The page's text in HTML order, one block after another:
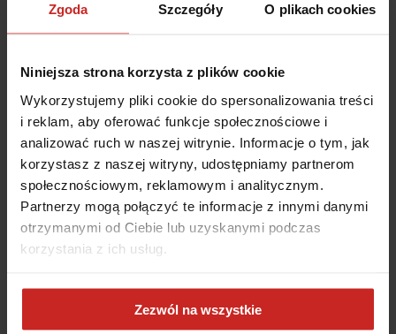
Zgoda Szczegóły O plikach cookies
Niniejsza strona korzysta z plików cookie
Wykorzystujemy pliki cookie do spersonalizowania treści
i reklam, aby oferować funkcje społecznościowe i
analizować ruch w naszej witrynie. Informacje o tym, jak
korzystasz z naszej witryny, udostępniamy partnerom
społecznościowym, reklamowym i analitycznym.
Partnerzy mogą połączyć te informacje z innymi danymi
otrzymanymi od Ciebie lub uzyskanymi podczas
korzystania z ich usług.
Zezwól na wszystkie
browser console for more information)